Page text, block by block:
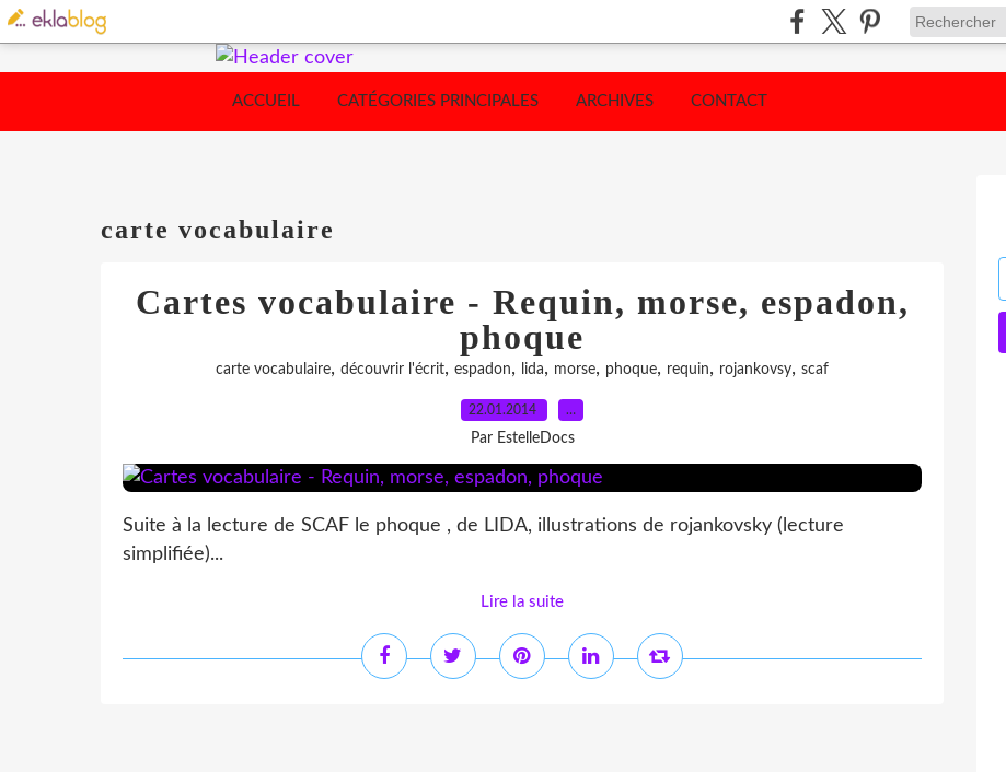
ACCUEIL CATÉGORIES PRINCIPALES ARCHIVES CONTACT
carte vocabulaire
Cartes vocabulaire - Requin, morse, espadon,
phoque
carte vocabulaire, découvrir l'écrit, espadon, lida, morse, phoque, requin, rojankovsy, scaf
22.01.2014 …
Par EstelleDocs
Suite à la lecture de SCAF le phoque , de LIDA, illustrations de rojankovsky (lecture
simplifiée)...
Lire la suite